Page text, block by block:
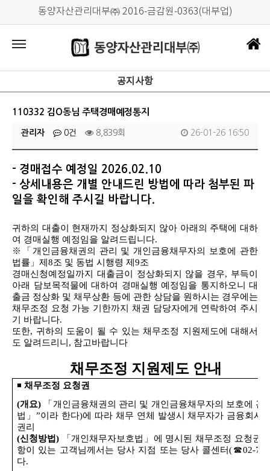
동양자산관리대부㈜ 2016-금감원-0363(대부업)
공지사항
110332 김O동님 주택경매예정통지
관리자 0건 8,839회 26-01-26 16:50
- 경매접수 예정일 2026.02.10
- 상세내용은 개별 안내드린 방법에 따라 첨부된 파
일을 확인해 주시길 바랍니다.
귀하의 대출이 현재까지 정상화되지 않아 아래의 주택에 대하
여 경매실행 예정임을 알려드립니다.
※「개인금융채권의 관리 및 개인금융채무자의 보호에 관한
법률」제 8조 및 동법 시행령 제 9조
경매신청예정일까지 대출금이 정상화되지 않을 경우, 부득이
아래 담보목적물에 대하여 경매실행 예정임을 통지하오니 대
출금 정상화 및 채무상환 등에 관한 상담을 원하시는 경우에는
채무조정 요청 가능 기한까지 채권 담당자에게 연락하여 주시
기 바랍니다.
또한, 귀하의 도움이 될 수 있는 채무조정 지원제도에 대해서
도 알려드리니 , 참고바랍니다
채무조정 지원제도 안내
◾ 채무조정 요청권
(개요)
「개인금융채권의 관리 및 개인금융채무자의 보호에 관
법」”이라 한다)에 따라 채무 연체 발생시 채무자가 금융회사
권리
(신청방법)
「개인채무자보호법」에 명시된 채무조정 요청권
항이 있는 고객님께서는 당사 지점 또는 당사 콜센터(☎02-
다.